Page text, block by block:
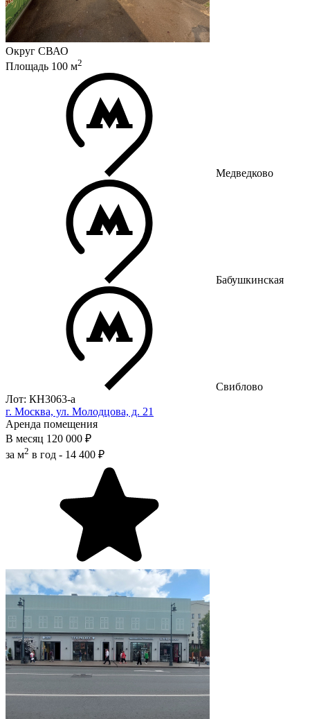
Округ СВАО
Площадь 100 м2
Медведково
Бабушкинская
Свиблово
Лот: КН3063-a
г. Москва, ул. Молодцова, д. 21
Аренда помещения
В месяц 120 000 ₽
за м2 в год - 14 400 ₽